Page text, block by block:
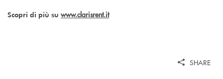
Scopri di più suwww.clarisrent.it
SHARE